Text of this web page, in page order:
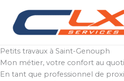
contenu
Petits travaux à Saint-Genouph
Mon métier, votre confort au
En tant que professionnel de